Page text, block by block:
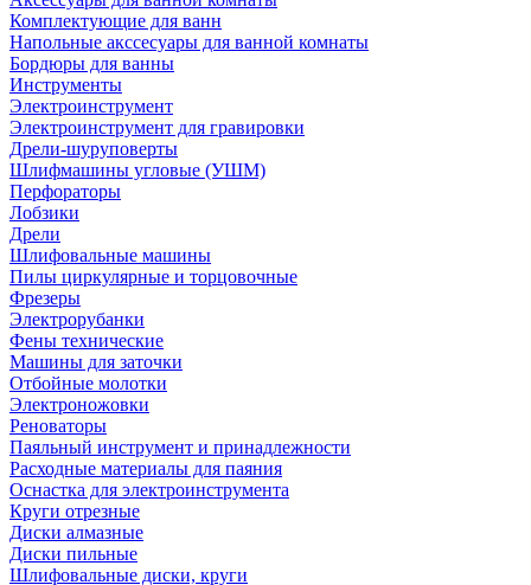
Комплектующие для ванн
Напольные акссесуары для ванной комнаты
Бордюры для ванны
Инструменты
Электроинструмент
Электроинструмент для гравировки
Дрели-шуруповерты
Шлифмашины угловые (УШМ)
Перфораторы
Лобзики
Дрели
Шлифовальные машины
Пилы циркулярные и торцовочные
Фрезеры
Электрорубанки
Фены технические
Машины для заточки
Отбойные молотки
Электроножовки
Реноваторы
Паяльный инструмент и принадлежности
Расходные материалы для паяния
Оснастка для электроинструмента
Круги отрезные
Диски алмазные
Диски пильные
Шлифовальные диски, круги